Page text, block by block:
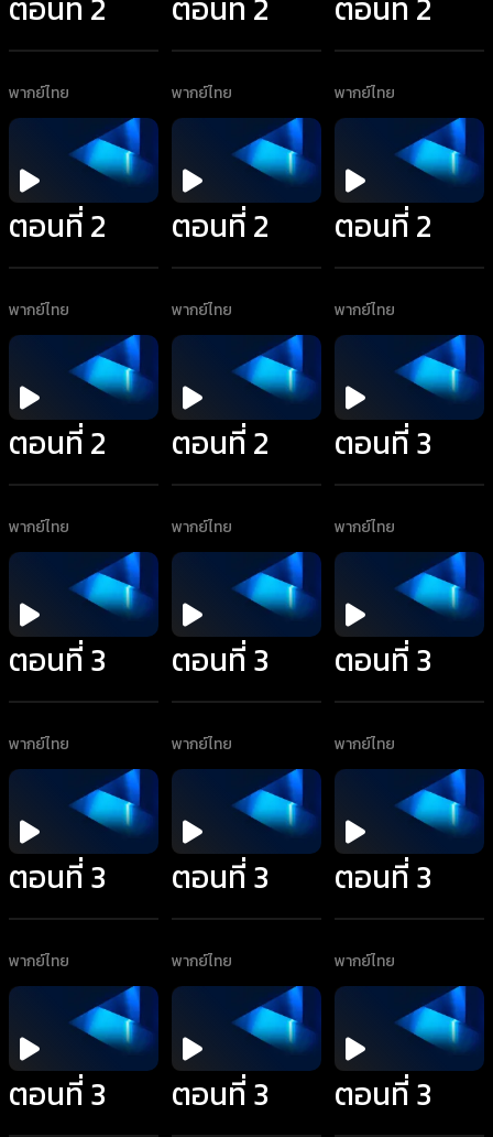
พากย์ไทย พากย์ไทย พากย์ไทย
ตอนที่ 2
พากย์ไทย
ตอนที่ 2
พากย์ไทย
ตอนที่ 2
พากย์ไทย
ตอนที่ 2
พากย์ไทย
ตอนที่ 2
พากย์ไทย
ตอนที่ 3
พากย์ไทย
ตอนที่ 3
พากย์ไทย
ตอนที่ 3
พากย์ไทย
ตอนที่ 3
พากย์ไทย
ตอนที่ 3
พากย์ไทย
ตอนที่ 3
พากย์ไทย
ตอนที่ 3
พากย์ไทย
ตอนที่ 3 ตอนที่ 3 ตอนที่ 3